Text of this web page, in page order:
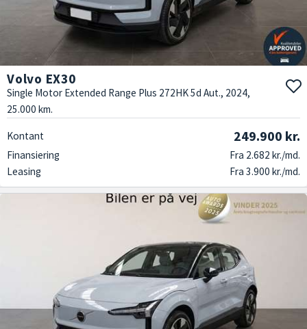
Volvo EX30
Single Motor Extended Range Plus 272HK 5d Aut., 2024,
25.000 km.
Kontant 249.900 kr.
Finansiering
Fra 2.682 kr./md.
Leasing
Fra 3.900 kr./md.